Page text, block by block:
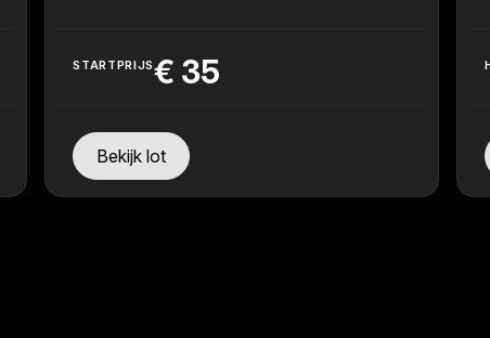
STARTPRIJS€ 35
Bekijk lot